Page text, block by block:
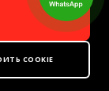
COOKIE